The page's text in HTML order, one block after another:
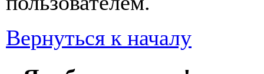
Вернуться к началу